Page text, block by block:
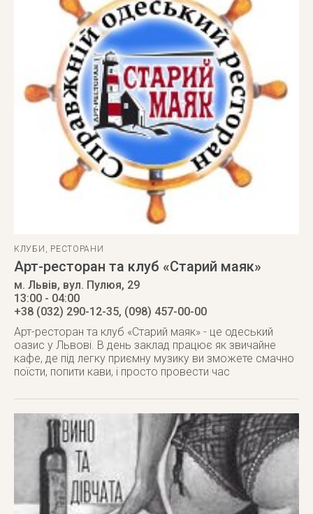
КЛУБИ , РЕСТОРАНИ
Арт-ресторан та клуб «Старий маяк»
м. Львів, вул. Пулюя, 29
13:00 - 04:00
+38 (032) 290-12-35, (098) 457-00-00
Арт-ресторан та клуб «Старий маяк» - це одеський
оазис у Львові. В день заклад працює як звичайне
кафе, де під легку приємну музику ви зможете смачно
поїсти, попити кави, і просто провести час